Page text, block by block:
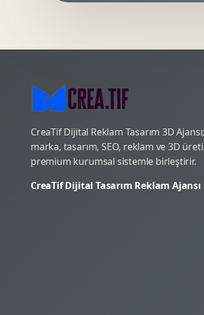
CreaTif Dijital Reklam Tasarım 3D Ajansı;
marka, tasarım, SEO, reklam ve 3D
premium kurumsal sistemle birleştirir.
CreaTif Dijital Tasarım Reklam Ajansı